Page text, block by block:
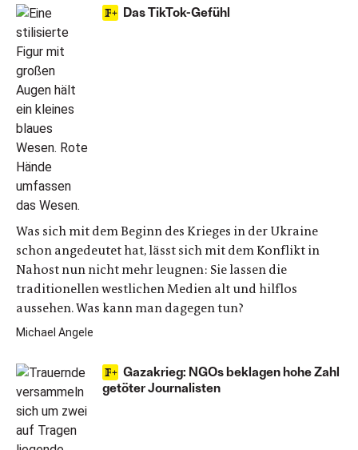
Das TikTok-Gefühl
Was sich mit dem Beginn des Krieges in der Ukraine
schon angedeutet hat, lässt sich mit dem Konflikt in
Nahost nun nicht mehr leugnen: Sie lassen die
traditionellen westlichen Medien alt und hilflos
aussehen. Was kann man dagegen tun?
Michael Angele
Gazakrieg: NGOs beklagen hohe Zahl
getöter Journalisten